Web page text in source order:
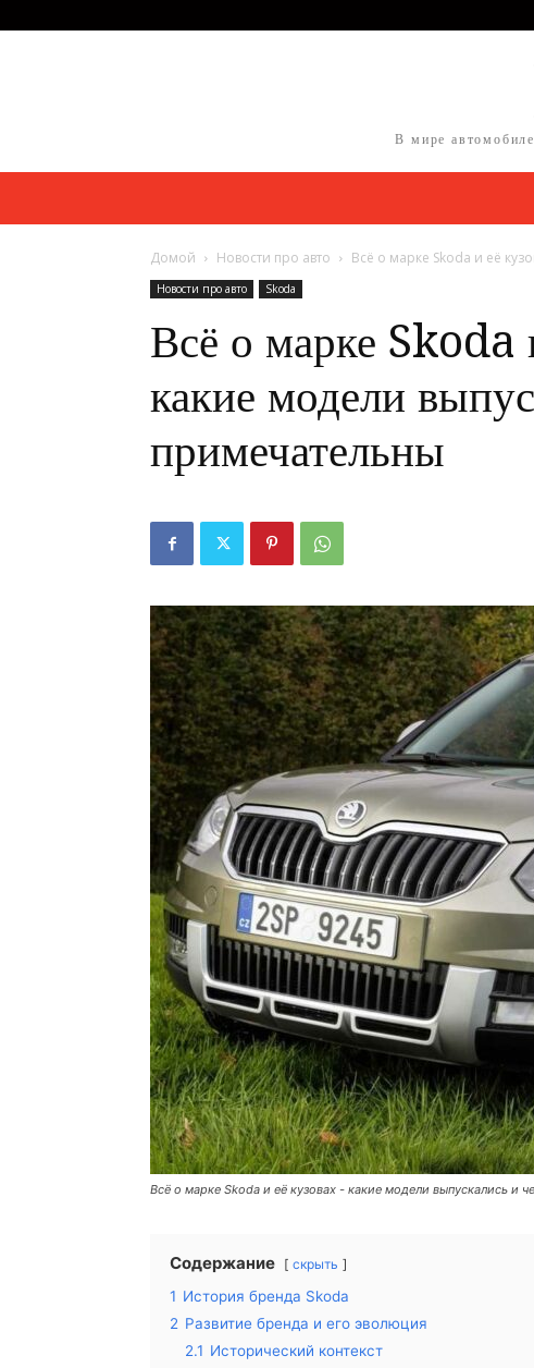
В мире
Домой Новости про авто Всё о марке Skoda и её
Новости про авто Skoda
Всё о марке Skoda
какие модели
примечательны
Всё о марке Skoda и её кузовах - какие модели выпускались и
Содержание скрыть
1 История бренда Skoda
2 Развитие бренда и его эволюция
2.1 Исторический контекст